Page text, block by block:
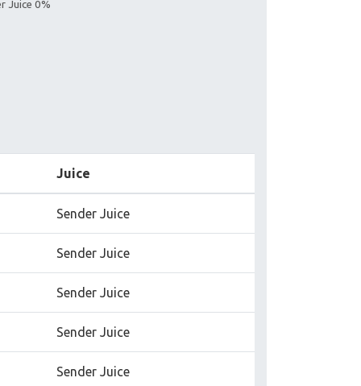
Juice 0%
Juice
Sender Juice
Sender Juice
Sender Juice
Sender Juice
Sender Juice